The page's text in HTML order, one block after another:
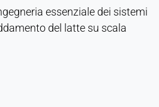
essenziale dei sistemi
del latte su scala